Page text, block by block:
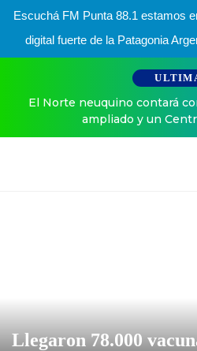
Escuchá FM Punta 88.1 estamos
digital fuerte de la Patagonia
El Norte neuquino contará
ampliado y un
Llegaron 78.000